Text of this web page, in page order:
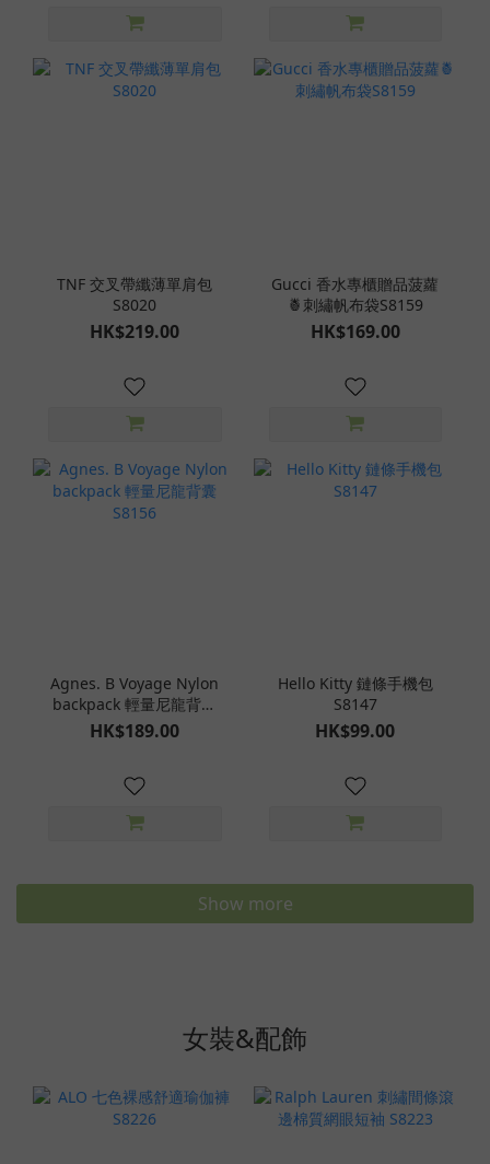
TNF 交叉帶纖薄單肩包
S8020
HK$219.00
Gucci 香水專櫃贈品菠蘿
🍍刺繡帆布袋S8159
HK$169.00
Agnes. B Voyage Nylon
backpack 輕量尼龍背囊
S8156
HK$189.00
Hello Kitty 鏈條手機包
S8147
HK$99.00
Show more
女裝&配飾